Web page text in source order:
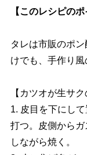
【このレシピの
タレは市販のポ
けでも、手作り風
【カツオが生サク
1. 皮目を下にし
打つ。皮側から
しながら焼く。